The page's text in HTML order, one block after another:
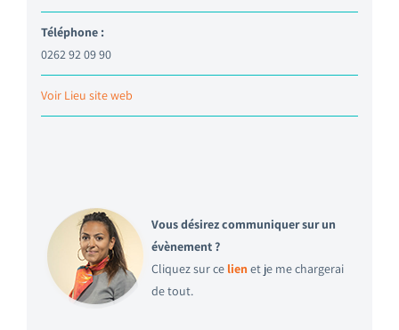
Téléphone :
0262 92 09 90
Voir Lieu site web
Vous désirez communiquer sur un
évènement ?
Cliquez sur ce lien et je me chargerai
de tout.